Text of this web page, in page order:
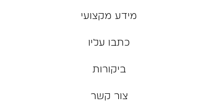
מידע מקצועי
כתבו עליו
ביקורות
צור קשר